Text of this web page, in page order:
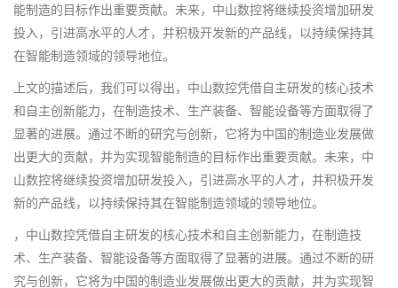
能制造的目标作出重要贡献。未来，中山数控将继续投资增加研发
投入，引进高水平的人才，并积极开发新的产品线，以持续保持其
在智能制造领域的领导地位。
上文的描述后，我们可以得出，中山数控凭借自主研发的核心技术
和自主创新能力，在制造技术、生产装备、智能设备等方面取得了
显著的进展。通过不断的研究与创新，它将为中国的制造业发展做
出更大的贡献，并为实现智能制造的目标作出重要贡献。未来，中
山数控将继续投资增加研发投入，引进高水平的人才，并积极开发
新的产品线，以持续保持其在智能制造领域的领导地位。
，中山数控凭借自主研发的核心技术和自主创新能力，在制造技
术、生产装备、智能设备等方面取得了显著的进展。通过不断的研
究与创新，它将为中国的制造业发展做出更大的贡献，并为实现智